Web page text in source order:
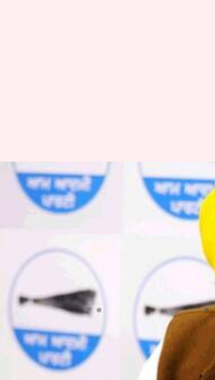
पंजाब: प्ले
बनाई गई,
विकास पर
लेखन गजेंद्र Dec 11, 2024